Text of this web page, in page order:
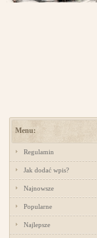
Menu:
Regulamin
Jak dodać wpis?
Najnowsze
Popularne
Najlepsze